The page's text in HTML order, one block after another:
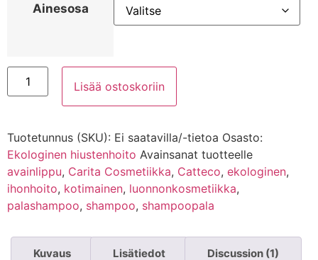
Ainesosa
Shampoopohjainen
shampoopala
määrä
Lisää ostoskoriin
Tuotetunnus (SKU): Ei saatavilla/-tietoa Osasto:
Ekologinen hiustenhoito Avainsanat tuotteelle
avainlippu, Carita Cosmetiikka, Catteco, ekologinen,
ihonhoito, kotimainen, luonnonkosmetiikka,
palashampoo, shampoo, shampoopala
Kuvaus Lisätiedot Discussion (1)